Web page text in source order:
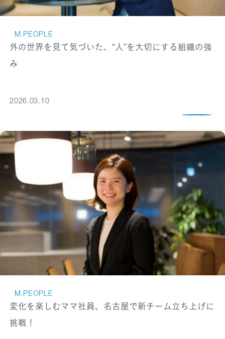
M.PEOPLE
外の世界を見て気づいた、“人”を大切にする組織の強
み
2026.03.10
M.PEOPLE
変化を楽しむママ社員、名古屋で新チーム立ち上げに
挑戦！